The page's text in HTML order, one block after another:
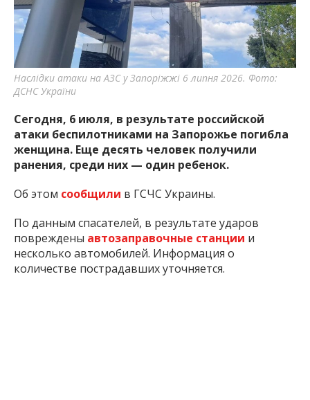
Наслідки атаки на АЗС у Запоріжжі 6 липня 2026. Фото:
ДСНС України
Сегодня, 6 июля, в результате российской
атаки беспилотниками на Запорожье погибла
женщина. Еще десять человек получили
ранения, среди них — один ребенок.
Об этом сообщили в ГСЧС Украины.
По данным спасателей, в результате ударов
повреждены автозаправочные станции и
несколько автомобилей. Информация о
количестве пострадавших уточняется.